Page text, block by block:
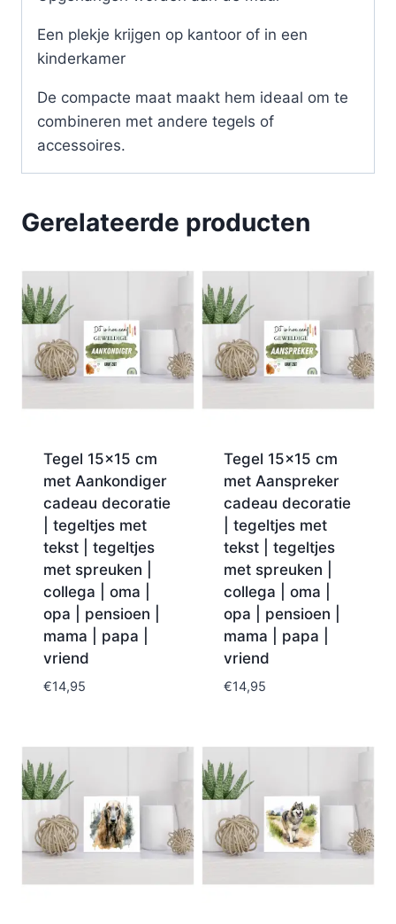
Een plekje krijgen op kantoor of in een
kinderkamer
De compacte maat maakt hem ideaal om te
combineren met andere tegels of
accessoires.
Gerelateerde producten
Tegel 15×15 cm
met Aankondiger
cadeau decoratie
| tegeltjes met
tekst | tegeltjes
met spreuken |
collega | oma |
opa | pensioen |
mama | papa |
vriend
€14,95
Tegel 15×15 cm
met Aanspreker
cadeau decoratie
| tegeltjes met
tekst | tegeltjes
met spreuken |
collega | oma |
opa | pensioen |
mama | papa |
vriend
€14,95